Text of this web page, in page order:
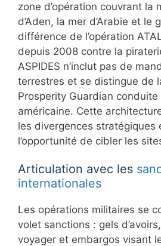
zone d’opération couvrant la
d’Aden, la mer d’Arabie et le
différence de l’opération
depuis 2008 contre la
ASPIDES n’inclut pas de
terrestres et se distingue de
Prosperity Guardian
américaine. Cette
les divergences stratégiques
l’opportunité de cibler les
Articulation avec les
internationales
Les opérations militaires se
volet sanctions : gels
voyager et embargos visant